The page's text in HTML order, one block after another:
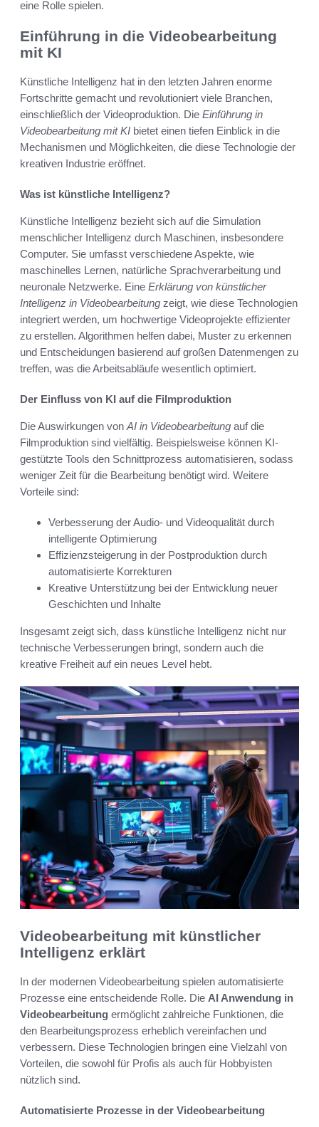
eine Rolle spielen.
Einführung in die Videobearbeitung
mit KI
Künstliche Intelligenz hat in den letzten Jahren enorme
Fortschritte gemacht und revolutioniert viele Branchen,
einschließlich der Videoproduktion. Die Einführung in
Videobearbeitung mit KI bietet einen tiefen Einblick in die
Mechanismen und Möglichkeiten, die diese Technologie der
kreativen Industrie eröffnet.
Was ist künstliche Intelligenz?
Künstliche Intelligenz bezieht sich auf die Simulation
menschlicher Intelligenz durch Maschinen, insbesondere
Computer. Sie umfasst verschiedene Aspekte, wie
maschinelles Lernen, natürliche Sprachverarbeitung und
neuronale Netzwerke. Eine Erklärung von künstlicher
Intelligenz in Videobearbeitung zeigt, wie diese Technologien
integriert werden, um hochwertige Videoprojekte effizienter
zu erstellen. Algorithmen helfen dabei, Muster zu erkennen
und Entscheidungen basierend auf großen Datenmengen zu
treffen, was die Arbeitsabläufe wesentlich optimiert.
Der Einfluss von KI auf die Filmproduktion
Die Auswirkungen von AI in Videobearbeitung auf die
Filmproduktion sind vielfältig. Beispielsweise können KI-
gestützte Tools den Schnittprozess automatisieren, sodass
weniger Zeit für die Bearbeitung benötigt wird. Weitere
Vorteile sind:
Verbesserung der Audio- und Videoqualität durch
intelligente Optimierung
Effizienzsteigerung in der Postproduktion durch
automatisierte Korrekturen
Kreative Unterstützung bei der Entwicklung neuer
Geschichten und Inhalte
Insgesamt zeigt sich, dass künstliche Intelligenz nicht nur
technische Verbesserungen bringt, sondern auch die
kreative Freiheit auf ein neues Level hebt.
Videobearbeitung mit künstlicher
Intelligenz erklärt
In der modernen Videobearbeitung spielen automatisierte
Prozesse eine entscheidende Rolle. Die AI Anwendung in
Videobearbeitung ermöglicht zahlreiche Funktionen, die
den Bearbeitungsprozess erheblich vereinfachen und
verbessern. Diese Technologien bringen eine Vielzahl von
Vorteilen, die sowohl für Profis als auch für Hobbyisten
nützlich sind.
Automatisierte Prozesse in der Videobearbeitung